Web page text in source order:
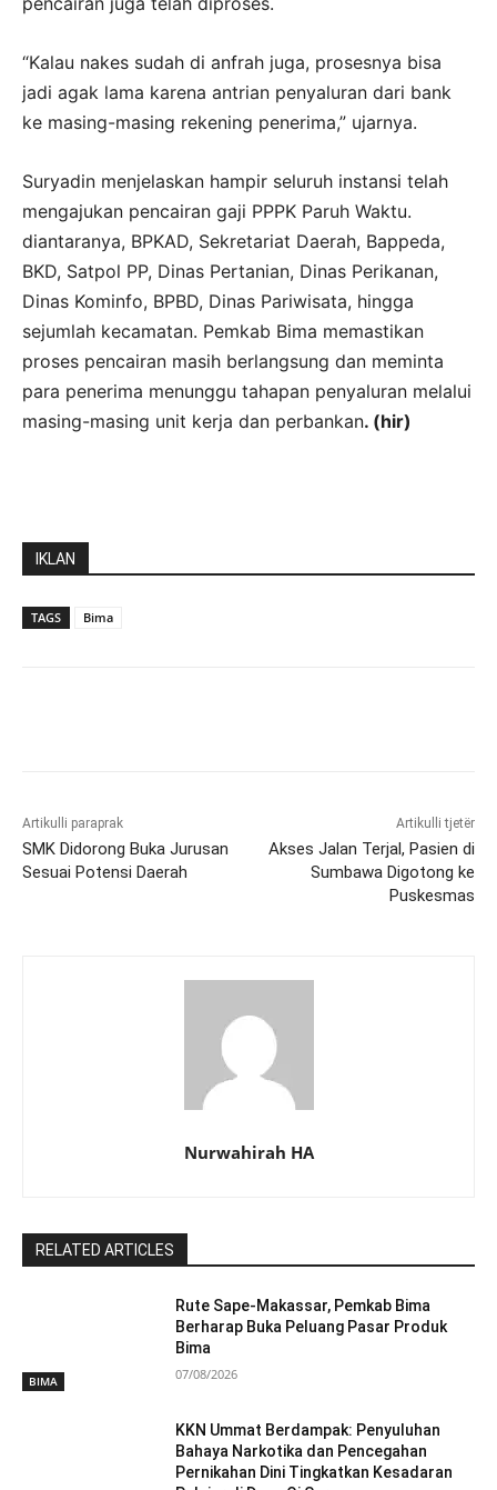
“Kalau nakes sudah di anfrah juga, prosesnya bisa
jadi agak lama karena antrian penyaluran dari bank
ke masing-masing rekening penerima,” ujarnya.
Suryadin menjelaskan hampir seluruh instansi telah
mengajukan pencairan gaji PPPK Paruh Waktu.
diantaranya, BPKAD, Sekretariat Daerah, Bappeda,
BKD, Satpol PP, Dinas Pertanian, Dinas Perikanan,
Dinas Kominfo, BPBD, Dinas Pariwisata, hingga
sejumlah kecamatan. Pemkab Bima memastikan
proses pencairan masih berlangsung dan meminta
para penerima menunggu tahapan penyaluran melalui
masing-masing unit kerja dan perbankan. (hir)
IKLAN
TAGS Bima
Artikulli paraprak
SMK Didorong Buka Jurusan
Sesuai Potensi Daerah
Artikulli tjetër
Akses Jalan Terjal, Pasien di
Sumbawa Digotong ke
Puskesmas
Nurwahirah HA
RELATED ARTICLES
BIMA
Rute Sape-Makassar, Pemkab Bima
Berharap Buka Peluang Pasar Produk
Bima
07/08/2026
KKN Ummat Berdampak: Penyuluhan
Bahaya Narkotika dan Pencegahan
Pernikahan Dini Tingkatkan Kesadaran